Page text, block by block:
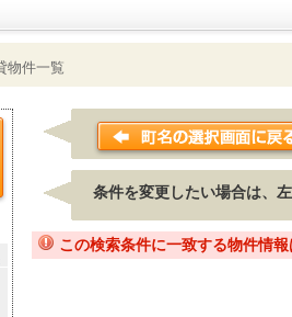
物件一覧
条件を変更したい場合は、
この検索条件に一致する物件情